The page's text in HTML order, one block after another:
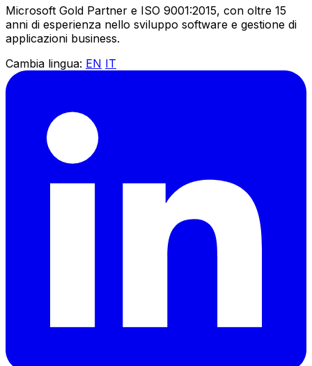
Microsoft Gold Partner e ISO 9001:2015, con oltre 15
anni di esperienza nello sviluppo software e gestione di
applicazioni business.
Cambia lingua: EN IT